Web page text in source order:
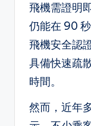
飛機需證明
仍能在 90
飛機安全認
具備快速疏
時間。
然而，近年